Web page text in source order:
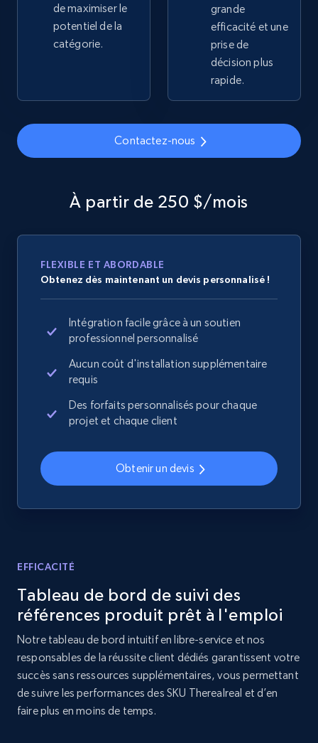
2.1K+ 355+ Commencer
Home Depot US - Discover products by
Sku, Product id, Product name, Manufacturer,
and more.
2.1K+ 355+ Commencer
Home Depot US - Discover products by
specified UPC
Sku, Product id, Product name, Manufacturer,
and more.
2.1K+
Home Depot US - Discovery products by
specific category URL
URL, Domain, Country code, Model number,
2.1K+
Amazon products global dataset
Title, Seller name, Brand, Description, Initial
price, Currency, Availability, Reviews count, and
more.
de maximiser le
potentiel de la
catégorie.
grande
efficacité et une
prise de
décision plus
rapide.
Contactez-nous
À partir de 250 $/mois
FLEXIBLE ET ABORDABLE
Obtenez dès maintenant un devis personnalisé !
Intégration facile grâce à un soutien
professionnel personnalisé
Aucun coût d'installation supplémentaire
requis
Des forfaits personnalisés pour chaque
projet et chaque client
Obtenir un devis
EFFICACITÉ
Tableau de bord de suivi des
références produit prêt à l'emploi
Notre tableau de bord intuitif en libre-service et nos
responsables de la réussite client dédiés garantissent votre
succès sans ressources supplémentaires, vous permettant
de suivre les performances des SKU Therealreal et d’en
faire plus en moins de temps.